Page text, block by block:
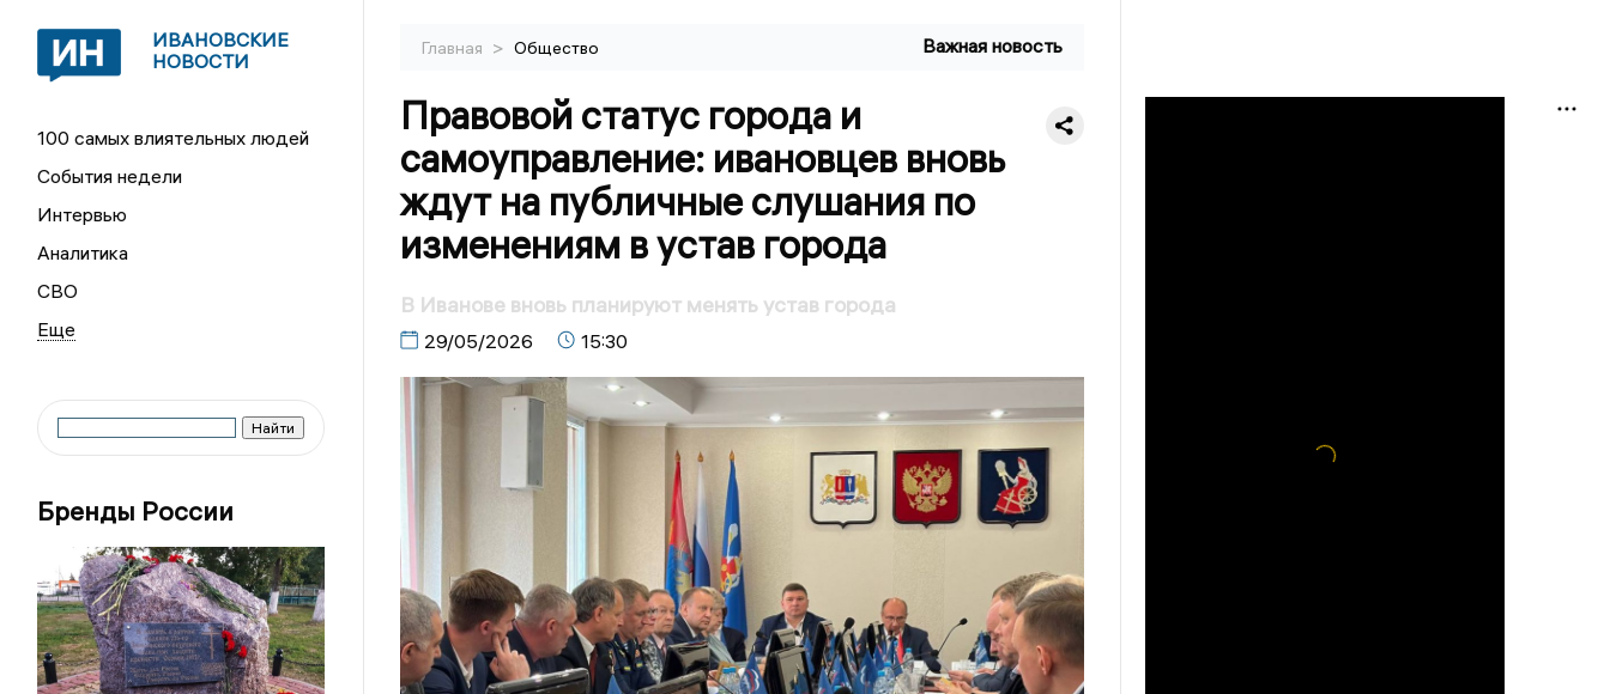
ИВАНОВСКИЕ
НОВОСТИ
100 самых влиятельных людей
События недели
Интервью
Аналитика
СВО
Бренды России
Главная > Общество Важная новость
Правовой статус города и
самоуправление: ивановцев вновь
ждут на публичные слушания по
изменениям в устав города
В Иванове вновь планируют менять устав города
29/05/2026 15:30